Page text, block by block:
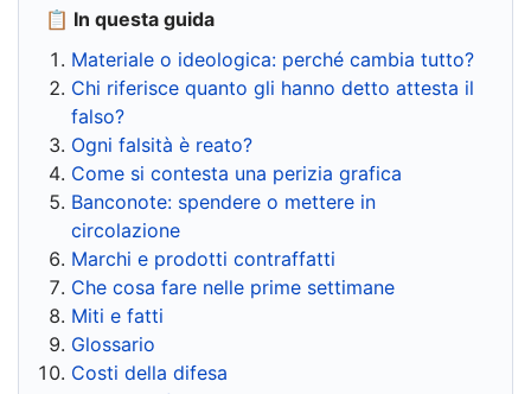
📋 In questa guida
Materiale o ideologica: perché cambia tutto?
Chi riferisce quanto gli hanno detto attesta il
falso?
Ogni falsità è reato?
Come si contesta una perizia grafica
Banconote: spendere o mettere in
circolazione
Marchi e prodotti contraffatti
Che cosa fare nelle prime settimane
Miti e fatti
Glossario
Costi della difesa